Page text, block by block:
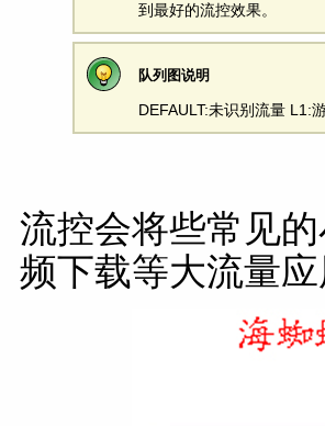
到最好的流控效果。
队列图说明
DEFAULT:未识别流量 L1:
流控会将些常见
频下载等大流量